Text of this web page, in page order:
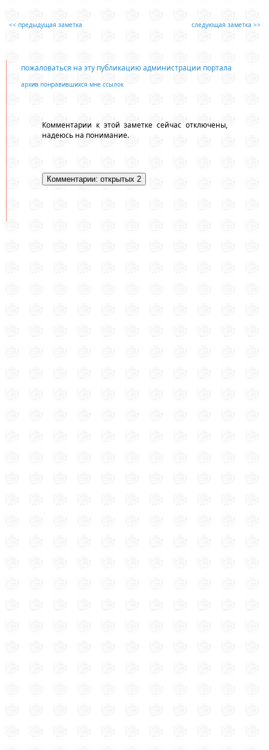
<< предыдущая заметка следующая заметка >>
пожаловаться на эту публикацию администрации портала
архив понравившихся мне ссылок
Комментарии к этой заметке сейчас отключены,
надеюсь на понимание.